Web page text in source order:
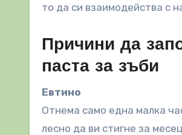
то да си взаимодейства с
Причини да
паста за зъби
Евтино
Отнема само една малка
лесно да ви стигне за